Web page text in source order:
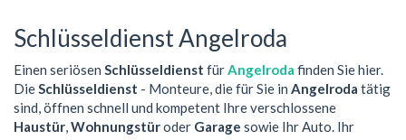
Schlüsseldienst Angelroda
Einen seriösen Schlüsseldienst fürAngelroda finden Sie hier.
DieSchlüsseldienst - Monteure, die für Sie in Angelroda tätig
sind, öffnen schnell und kompetent Ihre verschlossene
Haustür,Wohnungstüroder Garage sowie Ihr Auto. Ihr